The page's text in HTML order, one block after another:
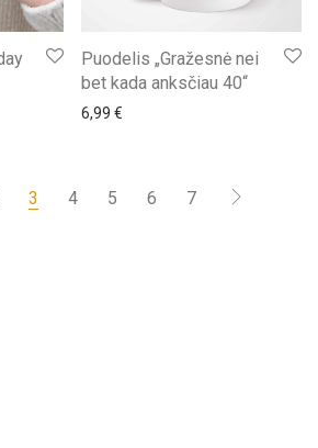
Puodelis „Gražesnė nei
bet kada anksčiau 40“
6,99 €
3 4 5 6 7